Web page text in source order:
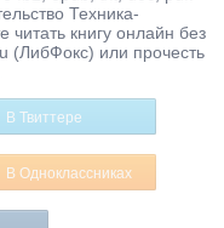
Техника-
книгу онлайн без
(ЛибФокс) или прочесть
В Твиттере
В Одноклассниках